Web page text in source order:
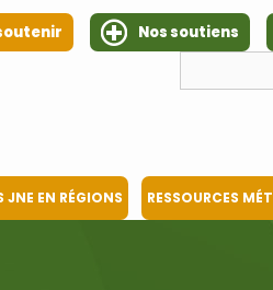
Nos soutiens
JNE EN RÉGIONS RESSOURCES